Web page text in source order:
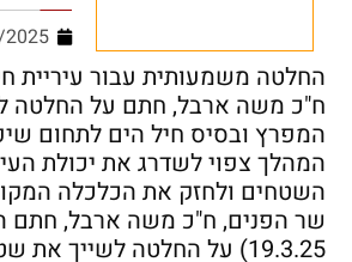
החלטה משמעותית עבור עיריית
ח"כ משה ארבל, חתם על החלטה
המפרץ ובסיס חיל הים לתחום
המהלך צפוי לשדרג את יכולת
השטחים ולחזק את הכלכלה
שר הפנים, ח"כ משה ארבל, חתם
19.3.25) על החלטה לשייך